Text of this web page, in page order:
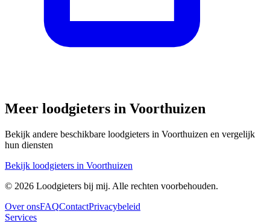
Meer loodgieters in Voorthuizen
Bekijk andere beschikbare loodgieters in Voorthuizen en vergelijk
hun diensten
Bekijk loodgieters in Voorthuizen
© 2026 Loodgieters bij mij. Alle rechten voorbehouden.
Over onsFAQContactPrivacybeleid
Services